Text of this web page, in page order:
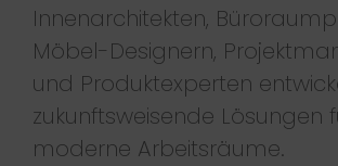
Innenarchitekten,
Möbel-Designern,
und Produktexperten
zukunftsweisende Lösungen
moderne Arbeitsräume.